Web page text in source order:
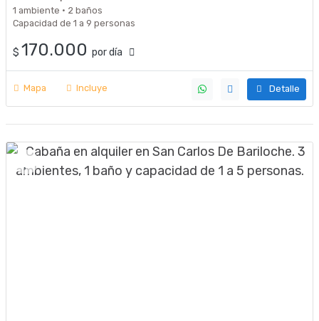
1 ambiente · 2 baños
Capacidad de 1 a 9 personas
$ 170.000 por día
Mapa Incluye Detalle